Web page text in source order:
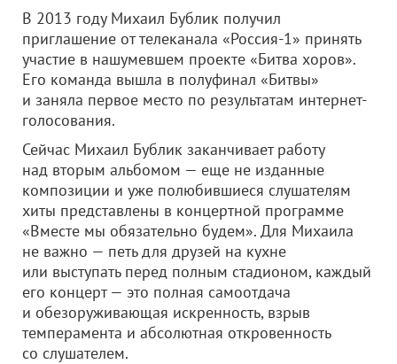
В 2013 году Михаил Бублик получил
приглашение от телеканала «Россия-1» принять
участие в нашумевшем проекте «Битва хоров».
Его команда вышла в полуфинал «Битвы»
и заняла первое место по результатам интернет-
голосования.
Сейчас Михаил Бублик заканчивает работу
над вторым альбомом — еще не изданные
композиции и уже полюбившиеся слушателям
хиты представлены в концертной программе
«Вместе мы обязательно будем». Для Михаила
не важно — петь для друзей на кухне
или выступать перед полным стадионом, каждый
его концерт — это полная самоотдача
и обезоруживающая искренность, взрыв
темперамента и абсолютная откровенность
со слушателем.